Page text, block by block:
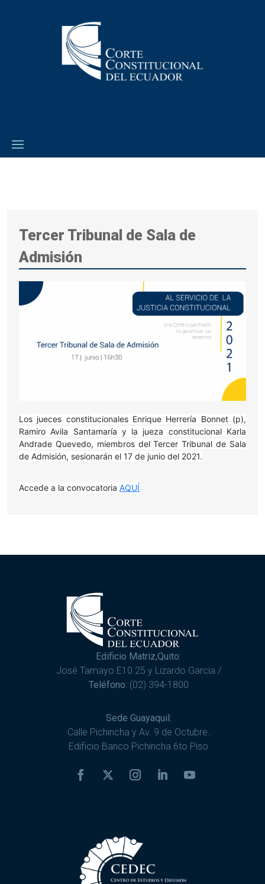
Tercer Tribunal de Sala de
Admisión
Los jueces constitucionales Enrique Herrería Bonnet (p),
Ramiro Avila Santamaría y la jueza constitucional Karla
Andrade Quevedo, miembros del Tercer Tribunal de Sala
de Admisión, sesionarán el 17 de junio del 2021.
Accede a la convocatoria AQUÍ
Edificio Matriz,Quito:
José Tamayo E10 25 y Lizardo García /
Teléfono: (02) 394-1800
Sede Guayaquil:
Calle Pichincha y Av. 9 de Octubre.
Edificio Banco Pichincha 6to Piso